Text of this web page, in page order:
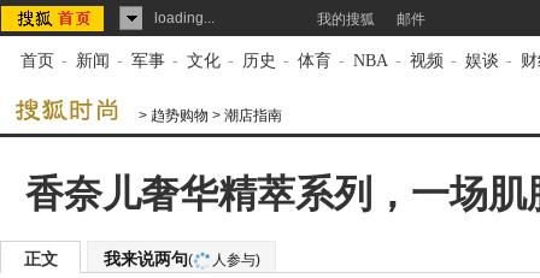
loading... 我的搜狐 邮件
首页 - 新闻 - 军事 - 文化 - 历史 - 体育 - NBA - 视频 - 娱谈 -
> 趋势购物 > 潮店指南
香奈儿奢华精萃系列，一场肌
正文 我来说两句( 人参与)